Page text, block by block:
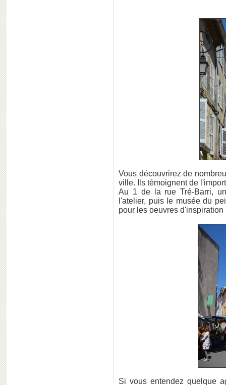
Vous découvrirez de
ville. Ils témoignent de
Au 1 de la rue Tré-Barri,
l'atelier, puis le musée du
pour les oeuvres
Si vous entendez quelque